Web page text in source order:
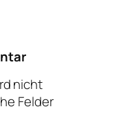
nicht
Felder